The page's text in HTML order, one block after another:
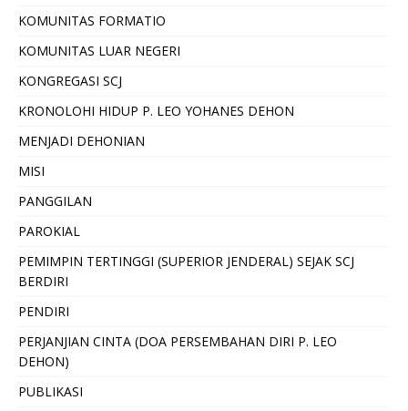
KOMUNITAS FORMATIO
KOMUNITAS LUAR NEGERI
KONGREGASI SCJ
KRONOLOHI HIDUP P. LEO YOHANES DEHON
MENJADI DEHONIAN
MISI
PANGGILAN
PAROKIAL
PEMIMPIN TERTINGGI (SUPERIOR JENDERAL) SEJAK SCJ
BERDIRI
PENDIRI
PERJANJIAN CINTA (DOA PERSEMBAHAN DIRI P. LEO
DEHON)
PUBLIKASI